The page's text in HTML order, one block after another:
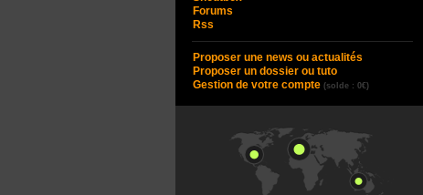
Forums
Rss
Proposer une news ou actualités
Proposer un dossier ou tuto
Gestion de votre compte (solde : 0€)